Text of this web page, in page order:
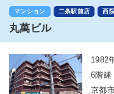
マンション 二条駅前店 西
丸萬ビル
1982
6階建
京都